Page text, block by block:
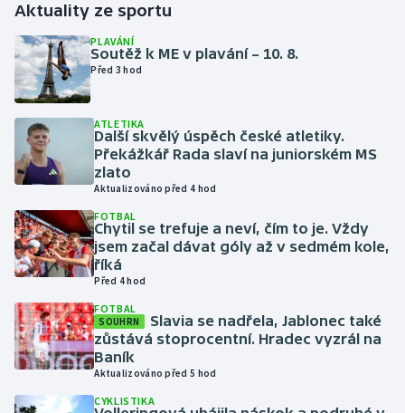
Golf
Gymnastika
Házená
Jezdectví
Judo
Krasobruslení
Lezení
Lyže a snowboard
Moderní pětiboj
Motorsport
Aktuality ze sportu
PLAVÁNÍ
Soutěž k ME v plavání – 10. 8.
Před 3 hod
ATLETIKA
Další skvělý úspěch české atletiky.
Překážkář Rada slaví na juniorském MS
zlato
Aktualizováno před 4 hod
FOTBAL
Chytil se trefuje a neví, čím to je. Vždy
jsem začal dávat góly až v sedmém kole,
říká
Před 4 hod
FOTBAL
SOUHRN
Slavia se nadřela, Jablonec také
zůstává stoprocentní. Hradec vyzrál na
Baník
Aktualizováno před 5 hod
CYKLISTIKA